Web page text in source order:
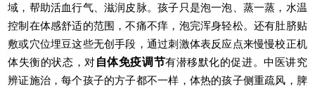
域，帮助活血行气、滋润皮脉。孩子只是泡一泡、蒸一蒸，水温
控制在体感舒适的范围，不痛不痒，泡完浑身轻松。还有肚脐贴
敷或穴位埋豆这些无创手段，通过刺激体表反应点来慢慢校正机
体失衡的状态，对自体免疫调节有潜移默化的促进。中医讲究
辨证施治，每个孩子的方子都不一样，体热的孩子侧重疏风，脾